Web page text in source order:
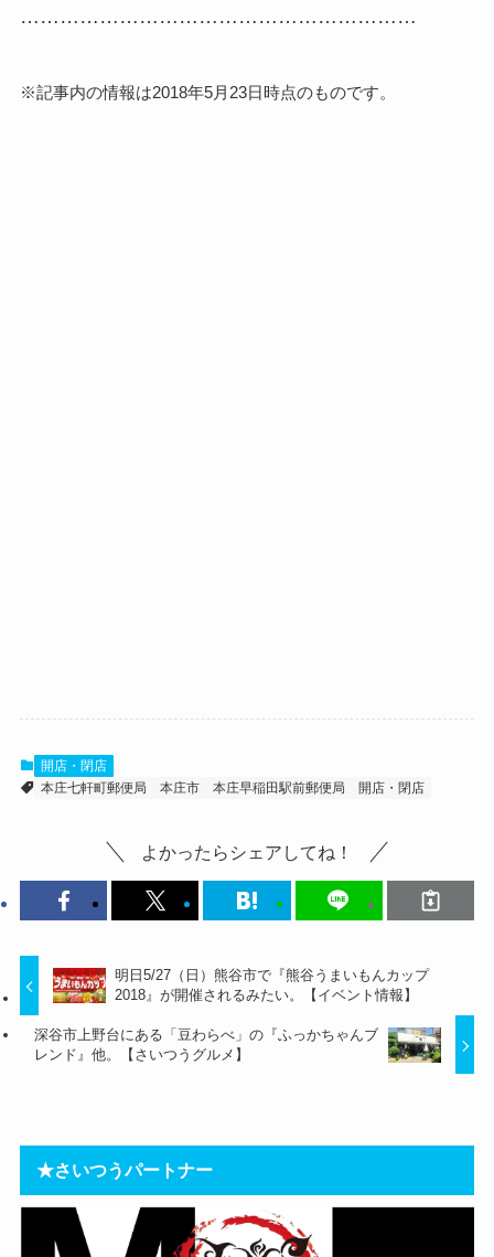
……………………………………………………
※記事内の情報は2018年5月23日時点のものです。
開店・閉店
本庄七軒町郵便局
本庄市 本庄早稲田駅前郵便局 開店・閉店
よかったらシェアしてね！
明日5/27（日）熊谷市で『熊谷うまいもんカップ
2018』が開催されるみたい。【イベント情報】
深谷市上野台にある「豆わらべ」の『ふっかちゃんブ
レンド』他。【さいつうグルメ】
★さいつうパートナー